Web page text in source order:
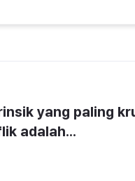
yang paling
adalah...